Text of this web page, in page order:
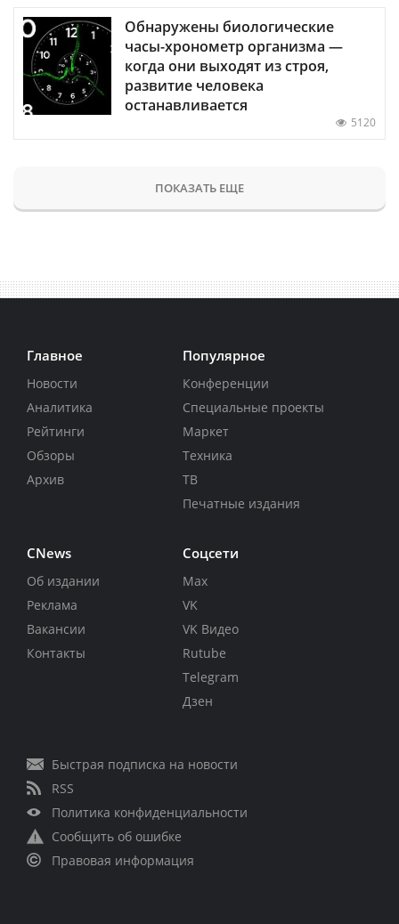
Обнаружены биологические
часы-хронометр организма —
когда они выходят из строя,
развитие человека
останавливается
5120
ПОКАЗАТЬ ЕЩЕ
Главное
Новости
Аналитика
Рейтинги
Обзоры
Архив
Популярное
Конференции
Специальные проекты
Маркет
Техника
ТВ
Печатные издания
CNews
Об издании
Реклама
Вакансии
Контакты
Соцсети
Max
VK
VK Видео
Rutube
Telegram
Дзен
Быстрая подписка на новости
RSS
Политика конфиденциальности
Сообщить об ошибке
Правовая информация